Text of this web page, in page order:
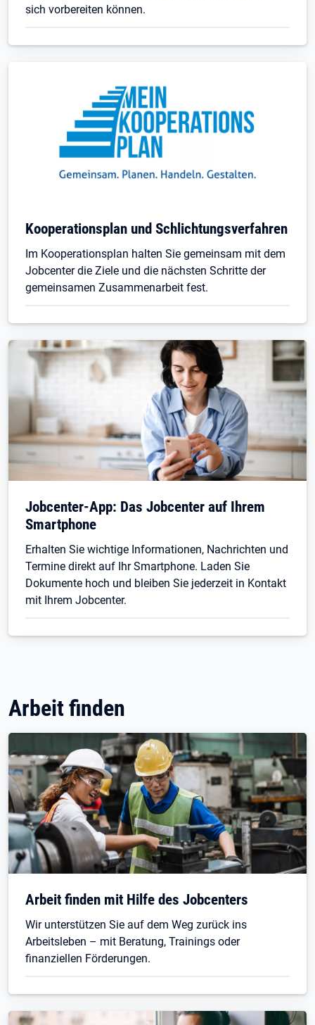
sich vorbereiten können.
Kooperationsplan und Schlichtungsverfahren
Im Kooperationsplan halten Sie gemeinsam mit dem
Jobcenter die Ziele und die nächsten Schritte der
gemeinsamen Zusammenarbeit fest.
Jobcenter-App: Das Jobcenter auf Ihrem
Smartphone
Erhalten Sie wichtige Informationen, Nachrichten und
Termine direkt auf Ihr Smartphone. Laden Sie
Dokumente hoch und bleiben Sie jederzeit in Kontakt
mit Ihrem Jobcenter.
Arbeit finden
Arbeit finden mit Hilfe des Jobcenters
Wir unterstützen Sie auf dem Weg zurück ins
Arbeitsleben – mit Beratung, Trainings oder
finanziellen Förderungen.